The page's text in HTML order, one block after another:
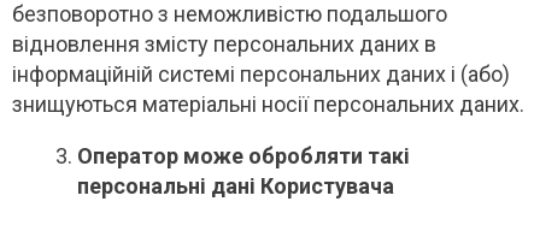
безповоротно з неможливістю подальшого
відновлення змісту персональних даних в
інформаційній системі персональних даних і (або)
знищуються матеріальні носії персональних даних.
Оператор може обробляти такі
персональні дані Користувача